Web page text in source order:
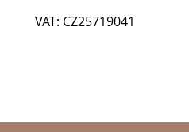
VAT: CZ25719041